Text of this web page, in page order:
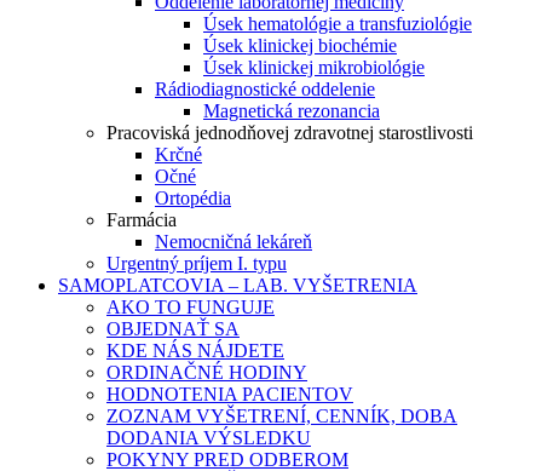
Úsek hematológie a transfuziológie
Úsek klinickej biochémie
Úsek klinickej mikrobiológie
Rádiodiagnostické oddelenie
Magnetická rezonancia
Pracoviská jednodňovej zdravotnej starostlivosti
Krčné
Očné
Ortopédia
Farmácia
Nemocničná lekáreň
Urgentný príjem I. typu
SAMOPLATCOVIA – LAB. VYŠETRENIA
AKO TO FUNGUJE
OBJEDNAŤ SA
KDE NÁS NÁJDETE
ORDINAČNÉ HODINY
HODNOTENIA PACIENTOV
ZOZNAM VYŠETRENÍ, CENNÍK, DOBA
DODANIA VÝSLEDKU
POKYNY PRED ODBEROM